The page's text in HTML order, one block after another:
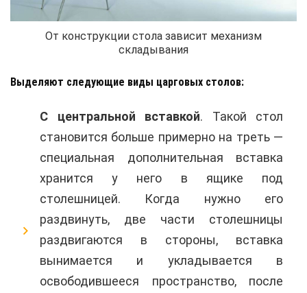
От конструкции стола зависит механизм
складывания
Выделяют следующие виды царговых столов:
С центральной вставкой. Такой стол
становится больше примерно на треть —
специальная дополнительная вставка
хранится у него в ящике под
столешницей. Когда нужно его
раздвинуть, две части столешницы
раздвигаются в стороны, вставка
вынимается и укладывается в
освободившееся пространство, после